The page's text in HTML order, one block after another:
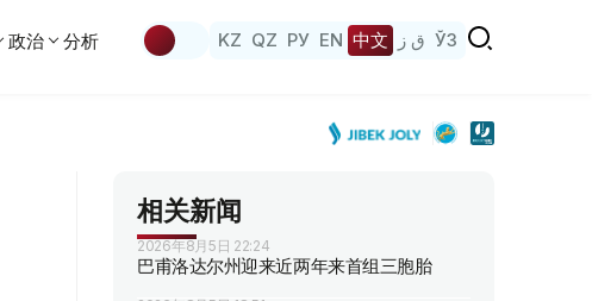
政治 分析 KZ QZ РУ EN 中文 ق ز ЎЗ
相关新闻
2026年8月5日 22:24
巴甫洛达尔州迎来近两年来首组三胞胎